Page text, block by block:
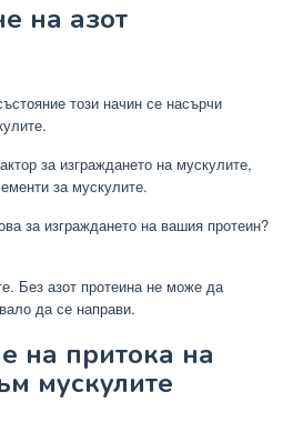
на азот
този начин се насърчи
за изграждането на мускулите,
за мускулите.
за изграждането на вашия протеин?
Без азот протеина не може да
да се направи.
на притока на
мускулите